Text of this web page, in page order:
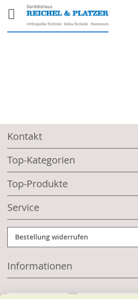
Kontakt
Top-Kategorien
Top-Produkte
Service
Bestellung widerrufen
Informationen